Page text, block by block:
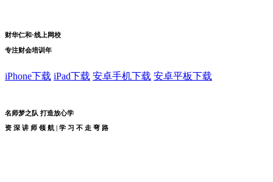
财华仁和·线上网校
专注财会培训 年
iPhone下载 iPad下载 安卓手机下载 安卓平板下载
名师梦之队 打造放心学
资 深 讲 师 领 航 学 习 不 走 弯 路